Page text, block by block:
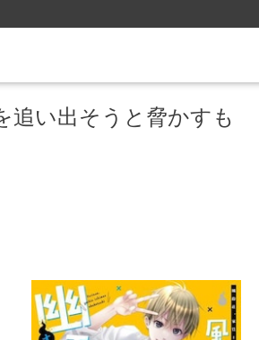
追い出そうと脅かすも